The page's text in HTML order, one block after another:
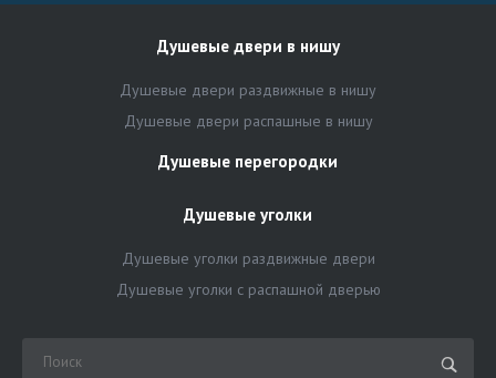
Душевые двери в нишу
Душевые двери раздвижные в нишу
Душевые двери распашные в нишу
Душевые перегородки
Душевые уголки
Душевые уголки раздвижные двери
Душевые уголки с распашной дверью